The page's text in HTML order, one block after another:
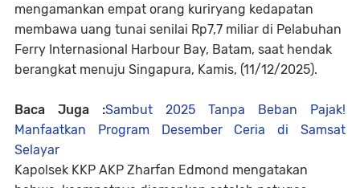
mengamankan empat orang kuriryang kedapatan
membawa uang tunai senilai Rp7,7 miliar di Pelabuhan
Ferry Internasional Harbour Bay, Batam, saat hendak
berangkat menuju Singapura, Kamis, (11/12/2025).
Baca Juga :Sambut 2025 Tanpa Beban Pajak!
Manfaatkan Program Desember Ceria di Samsat
Selayar
Kapolsek KKP AKP Zharfan Edmond mengatakan